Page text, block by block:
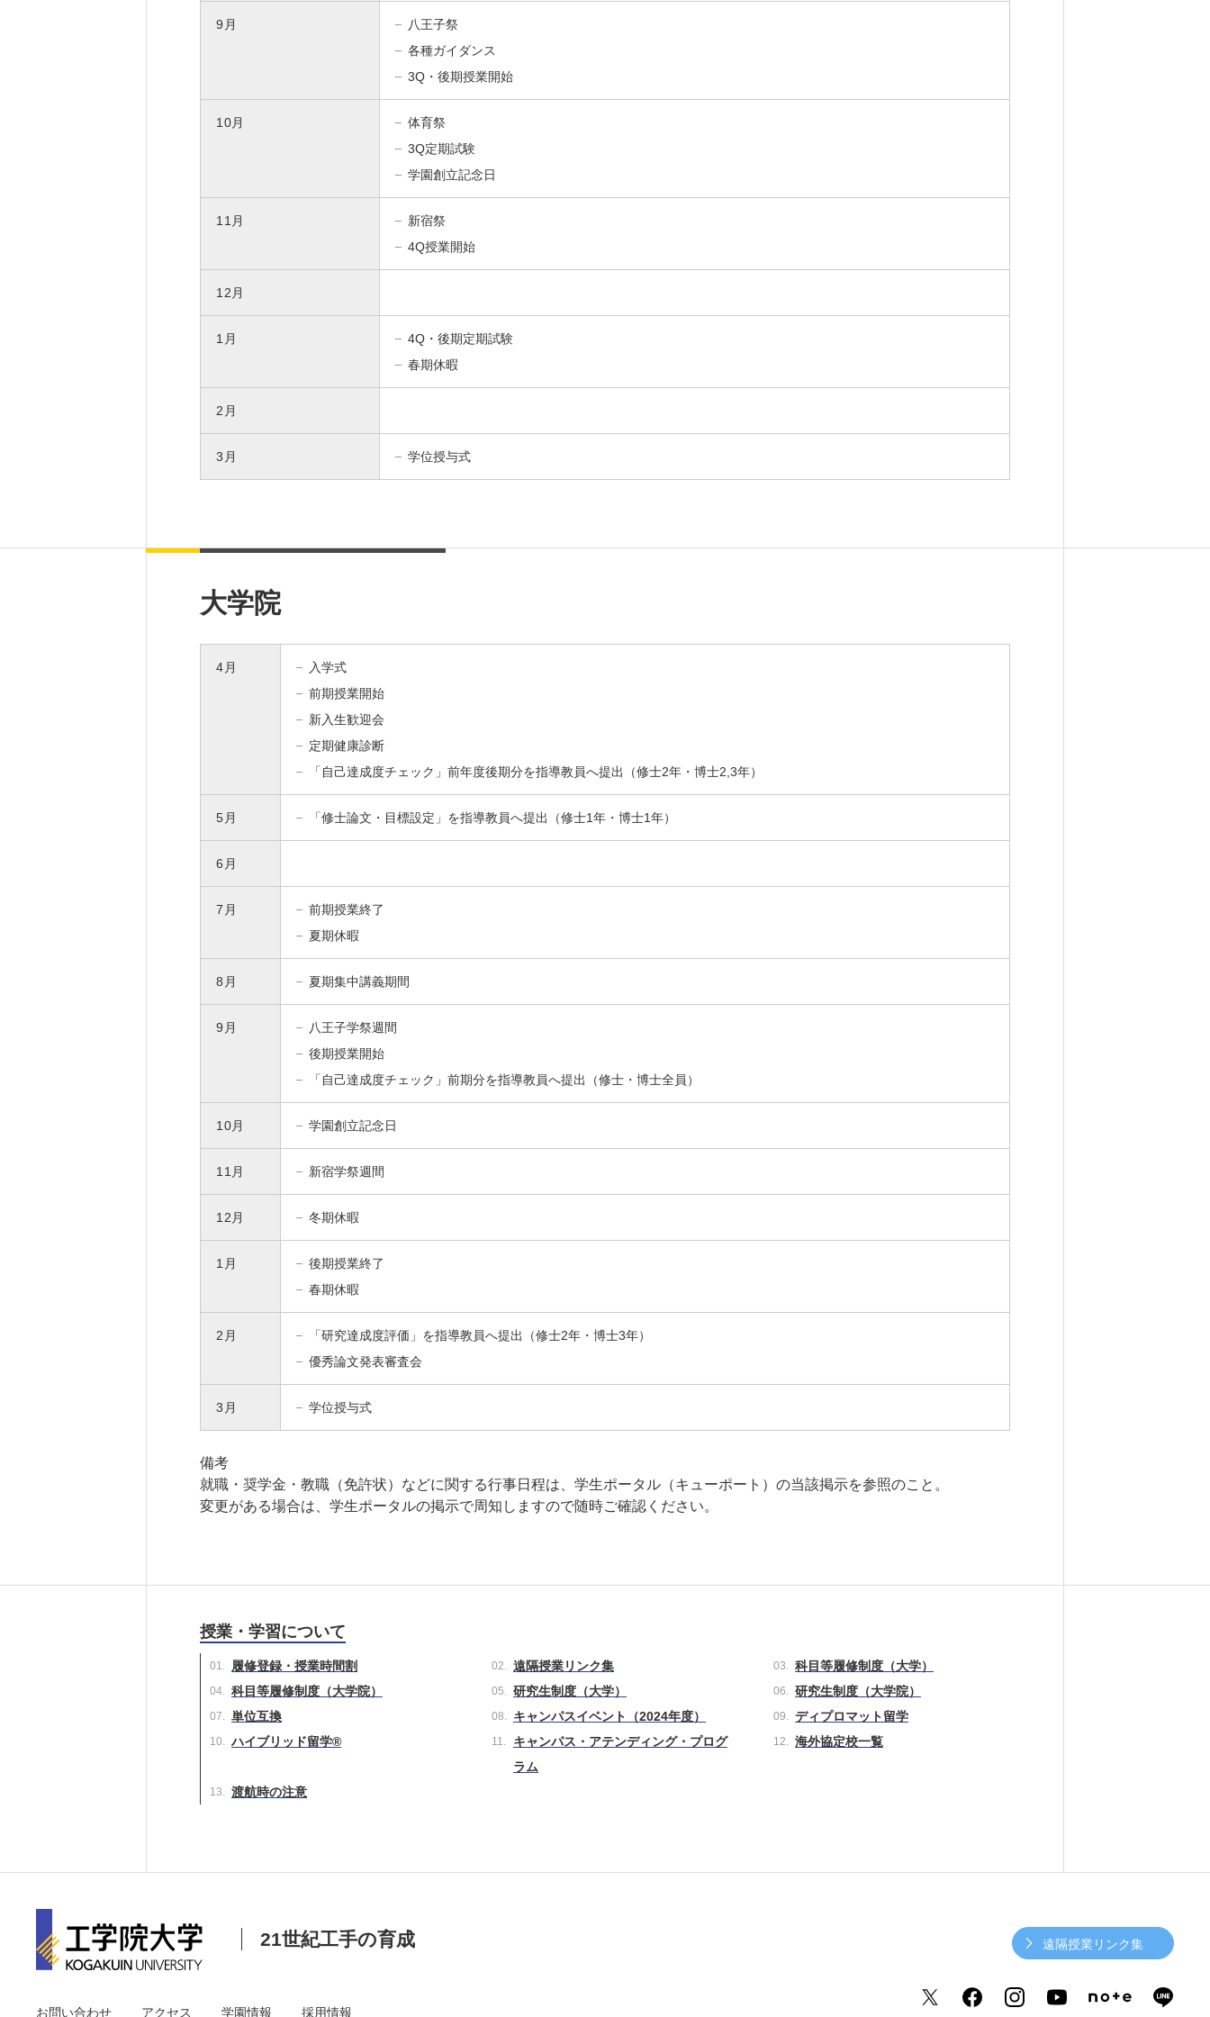
9月
八王子祭
各種ガイダンス
3Q・後期授業開始
10月
体育祭
3Q定期試験
学園創立記念日
11月
新宿祭
4Q授業開始
12月
1月
4Q・後期定期試験
春期休暇
2月
3月 学位授与式
大学院
4月
入学式
前期授業開始
新入生歓迎会
定期健康診断
「自己達成度チェック」前年度後期分を指導教員へ提出（修士2年・博士2,3年）
5月 「修士論文・目標設定」を指導教員へ提出（修士1年・博士1年）
6月
7月
前期授業終了
夏期休暇
8月 夏期集中講義期間
9月
八王子学祭週間
後期授業開始
「自己達成度チェック」前期分を指導教員へ提出（修士・博士全員）
10月 学園創立記念日
11月 新宿学祭週間
12月 冬期休暇
1月
後期授業終了
春期休暇
2月
「研究達成度評価」を指導教員へ提出（修士2年・博士3年）
優秀論文発表審査会
3月 学位授与式
備考
就職・奨学金・教職（免許状）などに関する行事日程は、学生ポータル（キューポート）の当該掲示を参照のこと。
変更がある場合は、学生ポータルの掲示で周知しますので随時ご確認ください。
授業・学習について
履修登録・授業時間割 遠隔授業リンク集
科目等履修制度（大学）
科目等履修制度（大学院）
研究生制度（大学）
研究生制度（大学院）
単位互換
キャンパスイベント（2024年度）
ディプロマット留学
ハイブリッド留学®
キャンパス・アテンディング・プログ
ラム
海外協定校一覧
渡航時の注意
21世紀工手の育成
お問い合わせ アクセス 学園情報 採用情報
遠隔授業リンク集